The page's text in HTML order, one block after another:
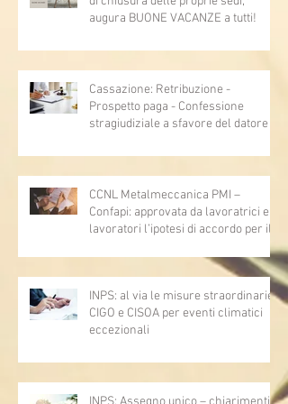
augura BUONE VACANZE a tutti!
Cassazione: Retribuzione -
Prospetto paga - Confessione
stragiudiziale a sfavore del datore di
articoli 1362, 2697, 2730, 2732, 2734
e 2735)
CCNL Metalmeccanica PMI –
Confapi: approvata da lavoratrici e
lavoratori l’ipotesi di accordo per il
INPS: al via le misure straordinarie
CIGO e CISOA per eventi climatici
eccezionali